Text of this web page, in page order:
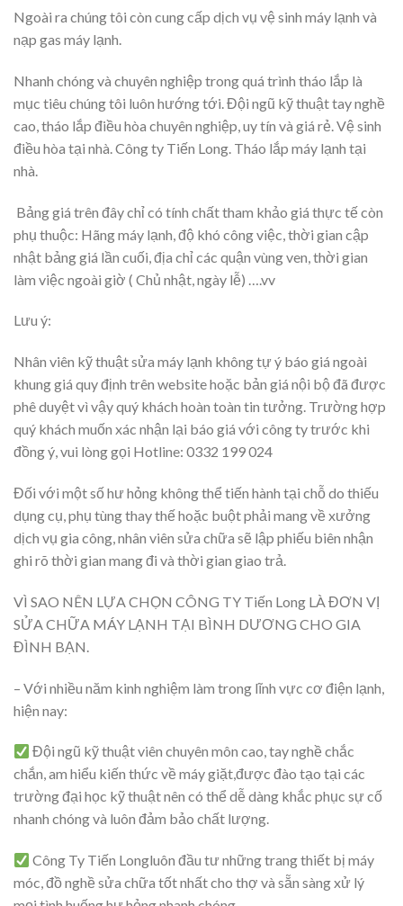
Ngoài ra chúng tôi còn cung cấp dịch vụ vệ sinh máy lạnh và
nạp gas máy lạnh.
Nhanh chóng và chuyên nghiệp trong quá trình tháo lắp là
mục tiêu chúng tôi luôn hướng tới. Đội ngũ kỹ thuật tay nghề
cao, tháo lắp điều hòa chuyên nghiệp, uy tín và giá rẻ. Vệ sinh
điều hòa tại nhà. Công ty Tiến Long. Tháo lắp máy lạnh tại
nhà.
Bảng giá trên đây chỉ có tính chất tham khảo giá thực tế còn
phụ thuộc: Hãng máy lạnh, độ khó công việc, thời gian cập
nhật bảng giá lần cuối, địa chỉ các quận vùng ven, thời gian
làm việc ngoài giờ ( Chủ nhật, ngày lễ) ….vv
Lưu ý:
Nhân viên kỹ thuật sửa máy lạnh không tự ý báo giá ngoài
khung giá quy định trên website hoặc bản giá nội bộ đã được
phê duyệt vì vậy quý khách hoàn toàn tin tưởng. Trường hợp
quý khách muốn xác nhận lại báo giá với công ty trước khi
đồng ý, vui lòng gọi Hotline: 0332 199 024
Đối với một số hư hỏng không thể tiến hành tại chỗ do thiếu
dụng cụ, phụ tùng thay thế hoặc buột phải mang về xưởng
dịch vụ gia công, nhân viên sửa chữa sẽ lập phiếu biên nhận
ghi rõ thời gian mang đi và thời gian giao trả.
VÌ SAO NÊN LỰA CHỌN CÔNG TY Tiến Long LÀ ĐƠN VỊ
SỬA CHỮA MÁY LẠNH TẠI BÌNH DƯƠNG CHO GIA
ĐÌNH BẠN.
– Với nhiều năm kinh nghiệm làm trong lĩnh vực cơ điện lạnh,
hiện nay:
Đội ngũ kỹ thuật viên chuyên môn cao, tay nghề chắc
chắn, am hiểu kiến thức về máy giặt,được đào tạo tại các
trường đại học kỹ thuật nên có thể dễ dàng khắc phục sự cố
nhanh chóng và luôn đảm bảo chất lượng.
Công Ty Tiến Longluôn đầu tư những trang thiết bị máy
móc, đồ nghề sửa chữa tốt nhất cho thợ và sẵn sàng xử lý